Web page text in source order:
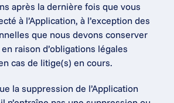
après la dernière fois que vous
à l’Application, à l’exception des
que nous devons conserver
raison d’obligations légales
cas de litige(s) en cours.
la suppression de l’Application